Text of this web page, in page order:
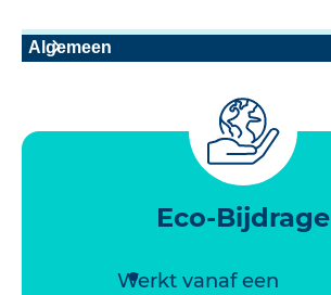
Algemeen
Eco-Bijdrage
Werkt vanaf een